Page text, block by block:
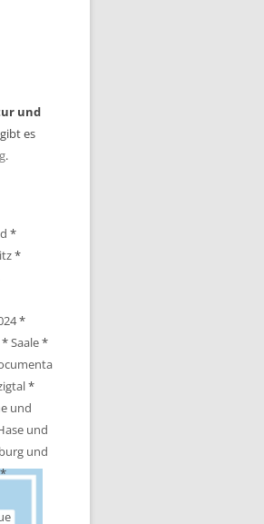
und
es
.
*
*
*
Saale*
*
und
und
und